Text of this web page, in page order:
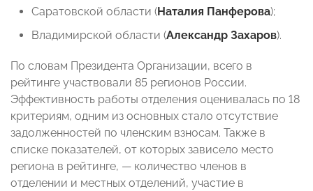
Саратовской области (Наталия Панферова);
Владимирской области (Александр Захаров).
По словам Президента Организации, всего в
рейтинге участвовали 85 регионов России.
Эффективность работы отделения оценивалась по 18
критериям, одним из основных стало отсутствие
задолженностей по членским взносам. Также в
списке показателей, от которых зависело место
региона в рейтинге, — количество членов в
отделении и местных отделений, участие в